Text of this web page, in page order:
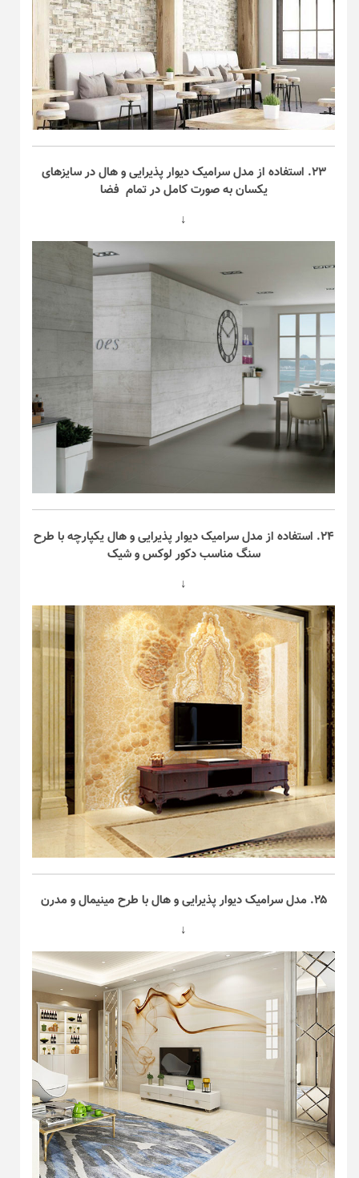
۲۳. استفاده از مدل سرامیک دیوار پذیرایی و هال در سایز‌های
یکسان به صورت کامل در تمام فضا
↓
۲۴. استفاده از مدل سرامیک دیوار پذیرایی و هال یکپارچه با طرح
سنگ مناسب دکور لوکس و شیک
↓
۲۵. مدل سرامیک دیوار پذیرایی و هال با طرح مینیمال و مدرن
↓